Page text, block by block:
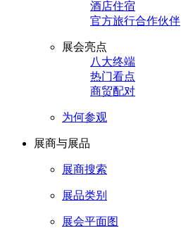
酒店住宿
官方旅行合作伙伴
展会亮点
八大终端
热门看点
商贸配对
为何参观
展商与展品
展商搜索
展品类别
展会平面图